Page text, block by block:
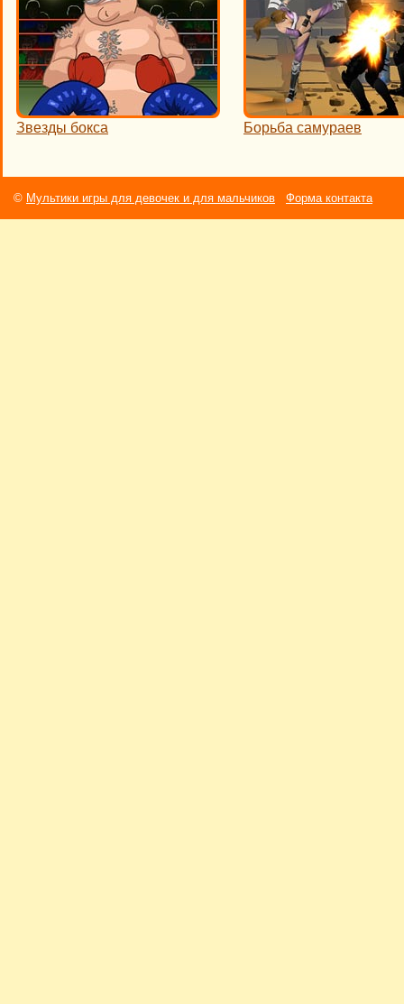
Звезды бокса Борьба самураев
© Мультики игры для девочек и для мальчиков Форма контакта